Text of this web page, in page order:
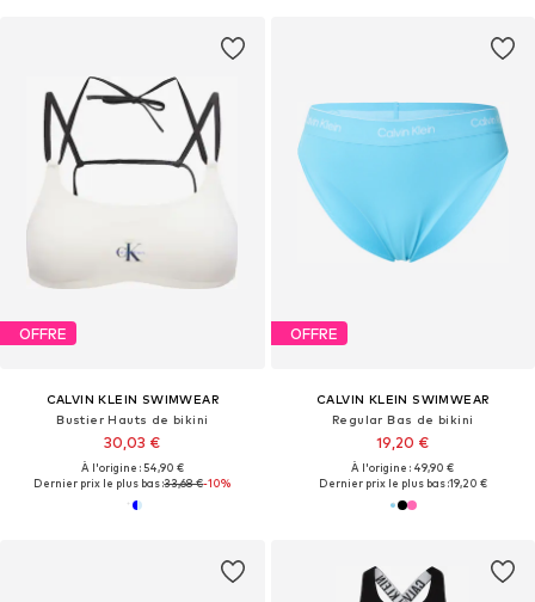
OFFRE
CALVIN KLEIN SWIMWEAR
Bustier Hauts de bikini
30,03 €
À l'origine : 54,90 €
Dernier prix le plus bas :33,68 €-10%
OFFRE
CALVIN KLEIN SWIMWEAR
Regular Bas de bikini
19,20 €
À l'origine : 49,90 €
Dernier prix le plus bas :19,20 €